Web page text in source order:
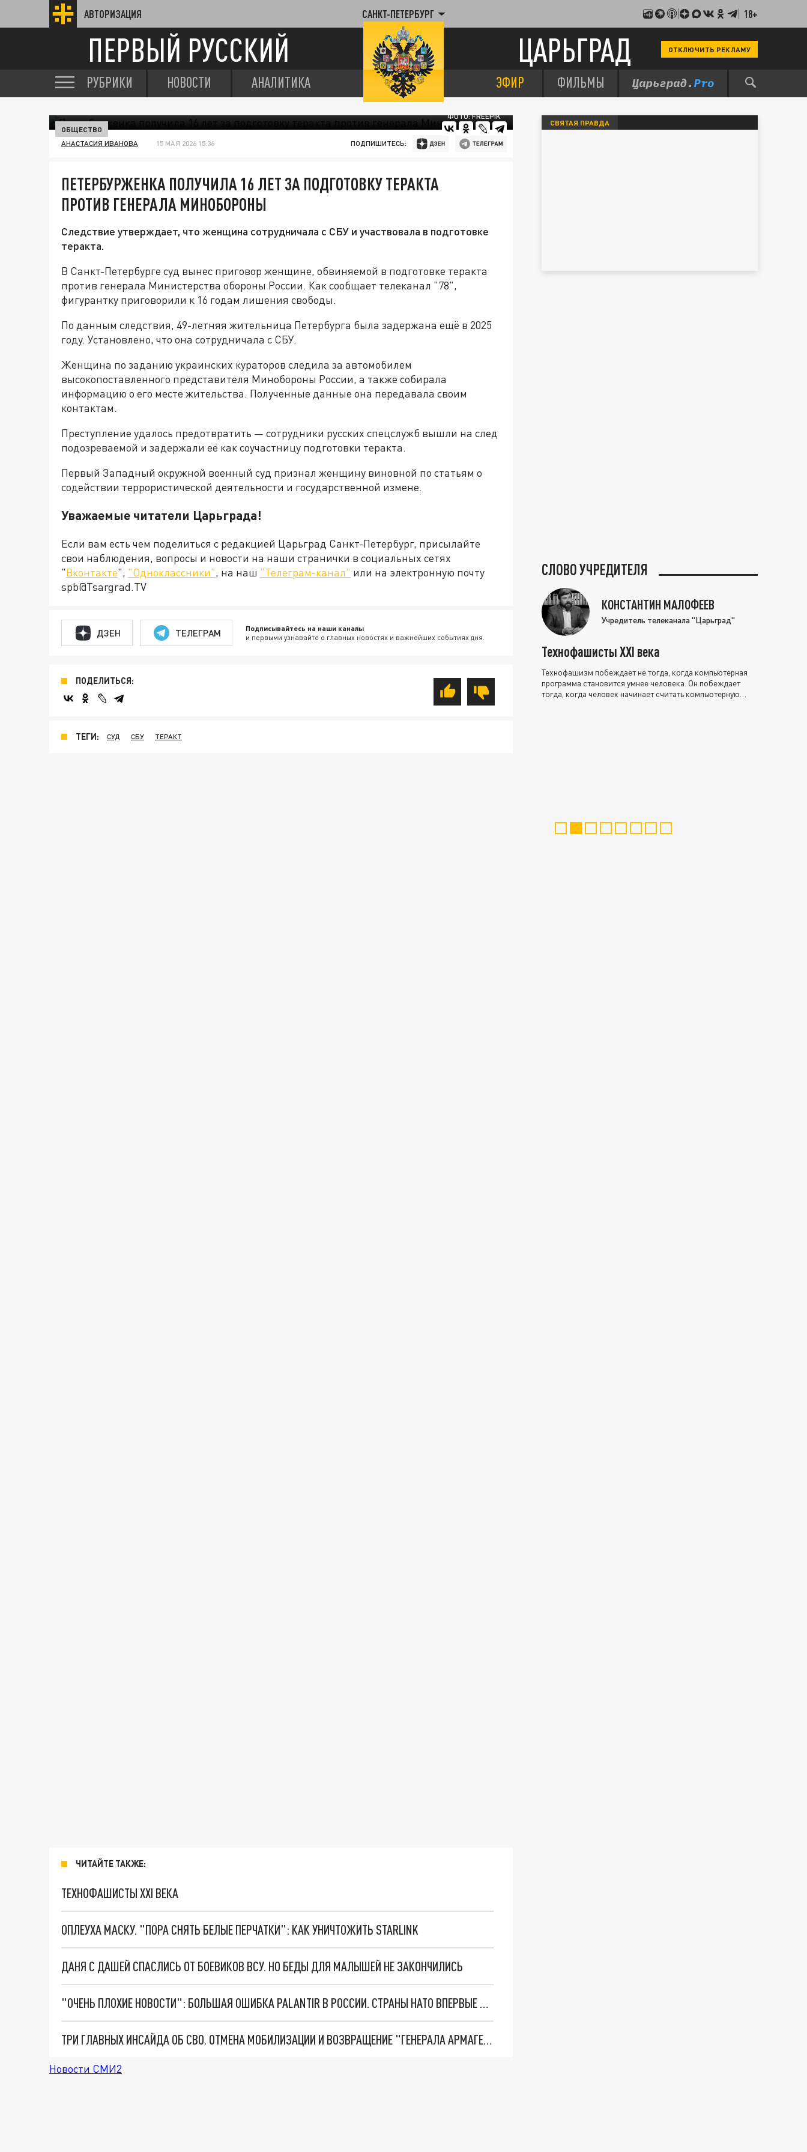
АВТОРИЗАЦИЯ САНКТ-ПЕТЕРБУРГ 18+
ПЕРВЫЙ РУССКИЙ ЦАРЬГРАД ОТКЛЮЧИТЬ РЕКЛАМУ
РУБРИКИ НОВОСТИ АНАЛИТИКА ЭФИР ФИЛЬМЫ
ФОТО: FREEPIK
ОБЩЕСТВО
АНАСТАСИЯ ИВАНОВА 15 МАЯ 2026 15:36 ПОДПИШИТЕСЬ:
ПЕТЕРБУРЖЕНКА ПОЛУЧИЛА 16 ЛЕТ ЗА ПОДГОТОВКУ ТЕРАКТА
ПРОТИВ ГЕНЕРАЛА МИНОБОРОНЫ
Следствие утверждает, что женщина сотрудничала с СБУ и участвовала в подготовке
теракта.
В Санкт-Петербурге суд вынес приговор женщине, обвиняемой в подготовке теракта
против генерала Министерства обороны России. Как сообщает телеканал "78",
фигурантку приговорили к 16 годам лишения свободы.
По данным следствия, 49-летняя жительница Петербурга была задержана ещё в 2025
году. Установлено, что она сотрудничала с СБУ.
Женщина по заданию украинских кураторов следила за автомобилем
высокопоставленного представителя Минобороны России, а также собирала
информацию о его месте жительства. Полученные данные она передавала своим
контактам.
Преступление удалось предотвратить — сотрудники русских спецслужб вышли на след
подозреваемой и задержали её как соучастницу подготовки теракта.
Первый Западный окружной военный суд признал женщину виновной по статьям о
содействии террористической деятельности и государственной измене.
Уважаемые читатели Царьграда!
Если вам есть чем поделиться с редакцией Царьград Санкт-Петербург, присылайте
свои наблюдения, вопросы и новости на наши странички в социальных сетях
"Вконтакте", "Одноклассники", на наш "Телеграм-канал" или на электронную почту
spb@Tsargrad.TV
ДЗЕН ТЕЛЕГРАМ Подписывайтесь на наши каналы
и первыми узнавайте о главных новостях и важнейших событиях дня.
ПОДЕЛИТЬСЯ:
ТЕГИ: СУД СБУ ТЕРАКТ
ЧИТАЙТЕ ТАКЖЕ:
ТЕХНОФАШИСТЫ XXI ВЕКА
ОПЛЕУХА МАСКУ. "ПОРА СНЯТЬ БЕЛЫЕ ПЕРЧАТКИ": КАК УНИЧТОЖИТЬ STARLINK
ДАНЯ С ДАШЕЙ СПАСЛИСЬ ОТ БОЕВИКОВ ВСУ. НО БЕДЫ ДЛЯ МАЛЫШЕЙ НЕ ЗАКОНЧИЛИСЬ
"ОЧЕНЬ ПЛОХИЕ НОВОСТИ": БОЛЬШАЯ ОШИБКА PALANTIR В РОССИИ. СТРАНЫ НАТО ВПЕРВЫЕ ЗА СВО ОСТАНОВИЛИ ПОСТАВКИ ОРУЖИЯ. ВСУ ТЕРЯЮТ ПРИГРАНИЧЬЕ?
ТРИ ГЛАВНЫХ ИНСАЙДА ОБ СВО. ОТМЕНА МОБИЛИЗАЦИИ И ВОЗВРАЩЕНИЕ "ГЕНЕРАЛА АРМАГЕДДОНА"? ОТЛИЧНЫЕ НОВОСТИ, КОТОРЫЕ ЖДАЛИ ВСЕ
Новости СМИ2
СВЯТАЯ ПРАВДА
СЛОВО УЧРЕДИТЕЛЯ
КОНСТАНТИН МАЛОФЕЕВ
Учредитель телеканала "Царьград"
Технофашисты XXI века
Технофашизм побеждает не тогда, когда компьютерная
программа становится умнее человека. Он побеждает
тогда, когда человек начинает считать компьютерную